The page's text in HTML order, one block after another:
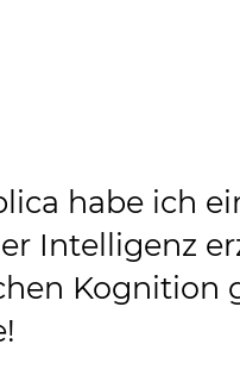
habe ich
Intelligenz
Kognition